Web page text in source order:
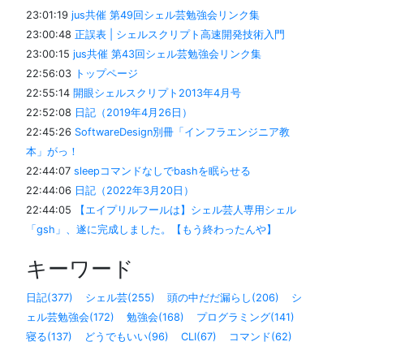
23:01:19 jus共催 第49回シェル芸勉強会リンク集
23:00:48 正誤表 | シェルスクリプト高速開発技術入門
23:00:15 jus共催 第43回シェル芸勉強会リンク集
22:56:03 トップページ
22:55:14 開眼シェルスクリプト2013年4月号
22:52:08 日記（2019年4月26日）
22:45:26 SoftwareDesign別冊「インフラエンジニア教
本」がっ！
22:44:07 sleepコマンドなしでbashを眠らせる
22:44:06 日記（2022年3月20日）
22:44:05
【エイプリルフールは】シェル芸人専用シェル
「gsh」、遂に完成しました。【もう終わったんや】
キーワード
日記(377) シェル芸(255) 頭の中だだ漏らし(206)
シ
ェル芸勉強会(172)
勉強会(168)
プログラミング(141)
寝る(137)
どうでもいい(96) CLI(67)
コマンド(62)